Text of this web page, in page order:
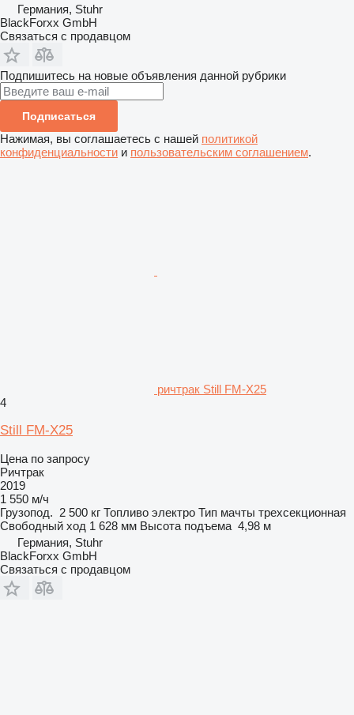
Германия, Stuhr
BlackForxx GmbH
Связаться с продавцом
Подпишитесь на новые объявления данной рубрики
Подписаться
Нажимая, вы соглашаетесь с нашей политикой
конфиденциальности и пользовательским соглашением.
ричтрак Still FM-X25
4
Still FM-X25
Цена по запросу
Ричтрак
2019
1 550 м/ч
Грузопод. 2 500 кг Топливо электро Тип мачты трехсекционная
Свободный ход 1 628 мм Высота подъема 4,98 м
Германия, Stuhr
BlackForxx GmbH
Связаться с продавцом